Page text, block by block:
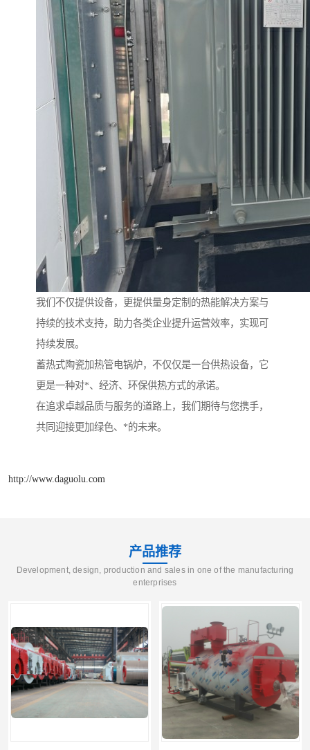
我们不仅提供设备，更提供量身定制的热能解决方案与
持续的技术支持，助力各类企业提升运营效率，实现可
持续发展。
蓄热式陶瓷加热管电锅炉，不仅仅是一台供热设备，它
更是一种对*、经济、环保供热方式的承诺。
在追求卓越品质与服务的道路上，我们期待与您携手，
共同迎接更加绿色、*的未来。
http://www.daguolu.com
产品推荐
Development, design, production and sales in one of the manufacturing
enterprises